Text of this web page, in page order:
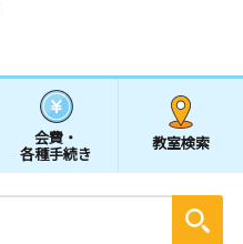
会費・
各種手続き
教室検索